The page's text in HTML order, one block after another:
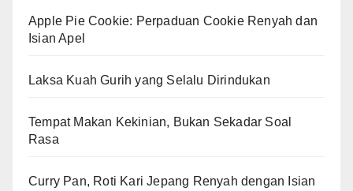
Apple Pie Cookie: Perpaduan Cookie Renyah dan
Isian Apel
Laksa Kuah Gurih yang Selalu Dirindukan
Tempat Makan Kekinian, Bukan Sekadar Soal
Rasa
Curry Pan, Roti Kari Jepang Renyah dengan Isian